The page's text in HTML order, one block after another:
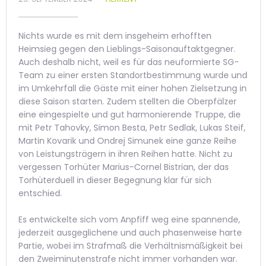
Nichts wurde es mit dem insgeheim erhofften
Heimsieg gegen den Lieblings-Saisonauftaktgegner.
Auch deshalb nicht, weil es für das neuformierte SG-
Team zu einer ersten Standortbestimmung wurde und
im Umkehrfall die Gäste mit einer hohen Zielsetzung in
diese Saison starten. Zudem stellten die Oberpfälzer
eine eingespielte und gut harmonierende Truppe, die
mit Petr Tahovky, Simon Besta, Petr Sedlak, Lukas Steif,
Martin Kovarik und Ondrej Simunek eine ganze Reihe
von Leistungsträgern in ihren Reihen hatte. Nicht zu
vergessen Torhüter Marius-Cornel Bistrian, der das
Torhüterduell in dieser Begegnung klar für sich
entschied.
Es entwickelte sich vom Anpfiff weg eine spannende,
jederzeit ausgeglichene und auch phasenweise harte
Partie, wobei im Strafmaß die Verhältnismäßigkeit bei
den Zweiminutenstrafe nicht immer vorhanden war.